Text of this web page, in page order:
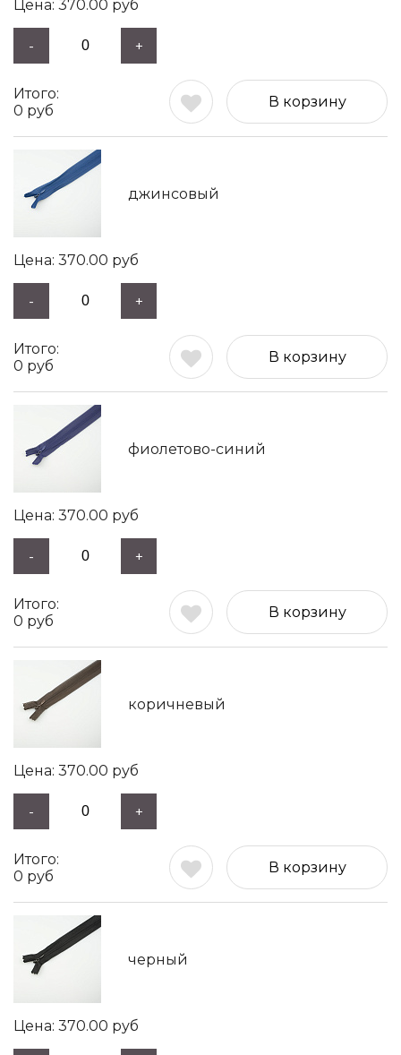
370.00 руб
- +
0 руб
В корзину
джинсовый
370.00 руб
- +
0 руб
В корзину
фиолетово-синий
370.00 руб
- +
0 руб
В корзину
коричневый
370.00 руб
- +
0 руб
В корзину
черный
370.00 руб